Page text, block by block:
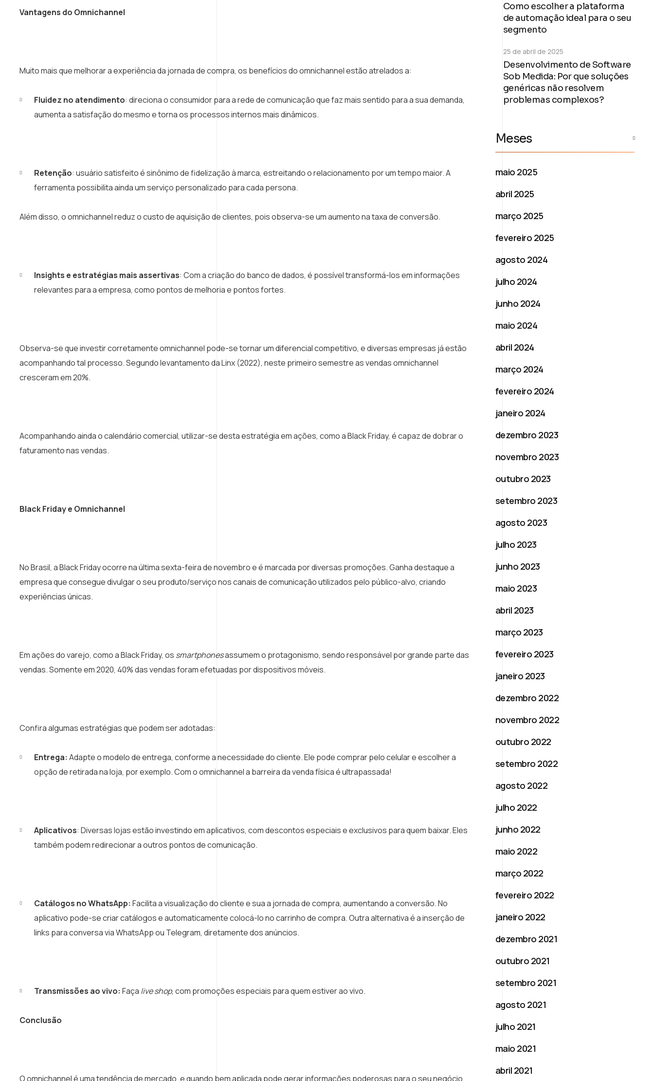
Vantagens do Omnichannel
Muito mais que melhorar a experiência da jornada de compra, os benefícios do omnichannel estão atrelados a:
Fluidez no atendimento: direciona o consumidor para a rede de comunicação que faz mais sentido para a sua demanda,
aumenta a satisfação do mesmo e torna os processos internos mais dinâmicos.
Retenção: usuário satisfeito é sinônimo de fidelização à marca, estreitando o relacionamento por um tempo maior. A
ferramenta possibilita ainda um serviço personalizado para cada persona.
Além disso, o omnichannel reduz o custo de aquisição de clientes, pois observa-se um aumento na taxa de conversão.
Insights e estratégias mais assertivas: Com a criação do banco de dados, é possível transformá-los em informações
relevantes para a empresa, como pontos de melhoria e pontos fortes.
Observa-se que investir corretamente omnichannel pode-se tornar um diferencial competitivo, e diversas empresas já estão
acompanhando tal processo. Segundo levantamento da Linx (2022), neste primeiro semestre as vendas omnichannel
cresceram em 20%.
Acompanhando ainda o calendário comercial, utilizar-se desta estratégia em ações, como a Black Friday, é capaz de dobrar o
faturamento nas vendas.
Black Friday e Omnichannel
No Brasil, a Black Friday ocorre na última sexta-feira de novembro e é marcada por diversas promoções. Ganha destaque a
empresa que consegue divulgar o seu produto/serviço nos canais de comunicação utilizados pelo público-alvo, criando
experiências únicas.
Em ações do varejo, como a Black Friday, os smartphonesassumem o protagonismo, sendo responsável por grande parte das
vendas. Somente em 2020, 40% das vendas foram efetuadas por dispositivos móveis.
Confira algumas estratégias que podem ser adotadas:
Entrega: Adapte o modelo de entrega, conforme a necessidade do cliente. Ele pode comprar pelo celular e escolher a
opção de retirada na loja, por exemplo. Com o omnichannel a barreira da venda física é ultrapassada!
Aplicativos: Diversas lojas estão investindo em aplicativos, com descontos especiais e exclusivos para quem baixar. Eles
também podem redirecionar a outros pontos de comunicação.
Catálogos no WhatsApp: Facilita a visualização do cliente e sua a jornada de compra, aumentando a conversão. No
aplicativo pode-se criar catálogos e automaticamente colocá-lo no carrinho de compra. Outra alternativa é a inserção de
links para conversa via WhatsApp ou Telegram, diretamente dos anúncios.
Transmissões ao vivo: Faça live shop, com promoções especiais para quem estiver ao vivo.
Conclusão
O omnichannel é uma tendência de mercado, e quando bem aplicada pode gerar informações poderosas para o seu negócio,
Como escolher a plataforma
de automação ideal para o seu
segmento
Desenvolvimento de Software
Sob Medida: Por que soluções
genéricas não resolvem
problemas complexos?
25 de abril de 2025
Meses
maio 2025
abril 2025
março 2025
fevereiro 2025
agosto 2024
julho 2024
junho 2024
maio 2024
abril 2024
março 2024
fevereiro 2024
janeiro 2024
dezembro 2023
novembro 2023
outubro 2023
setembro 2023
agosto 2023
julho 2023
junho 2023
maio 2023
abril 2023
março 2023
fevereiro 2023
janeiro 2023
dezembro 2022
novembro 2022
outubro 2022
setembro 2022
agosto 2022
julho 2022
junho 2022
maio 2022
março 2022
fevereiro 2022
janeiro 2022
dezembro 2021
outubro 2021
setembro 2021
agosto 2021
julho 2021
maio 2021
abril 2021